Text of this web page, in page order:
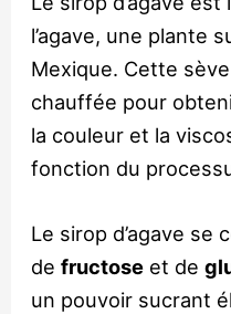
l’agave, une plante
Mexique. Cette
chauffée pour
la couleur et la
fonction du
Le sirop d’agave se
defructose et de
un pouvoir sucrant